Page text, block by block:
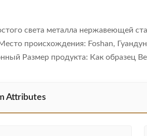
света металла нержавеющей
происхождения: Foshan,
Размер продукта: Как образец
Attributes